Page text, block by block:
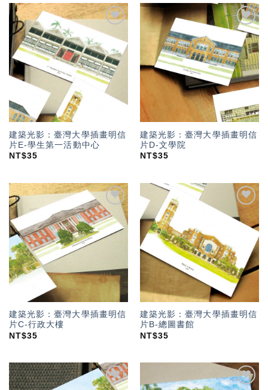
加入
「願
望輕
單」
建築光影：臺灣大學插畫明信
片E-學生第一活動中心
NT$35
加入
「願
望輕
單」
建築光影：臺灣大學插畫明信
片D-文學院
NT$35
加入
「願
望輕
單」
建築光影：臺灣大學插畫明信
片C-行政大樓
NT$35
加入
「願
望輕
建築光影：臺灣大學插畫明信
片B-總圖書館
NT$35